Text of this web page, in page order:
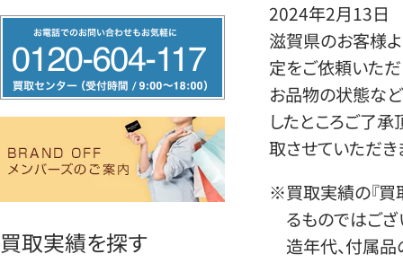
リ
ー
ヤ
買取実績を探す
2024年2月13日
滋賀県のお客様
定をご依頼いただ
お品物の状態など
したところご了
取させていただき
※買取実績の『買
るものではござ
造年代、付属品